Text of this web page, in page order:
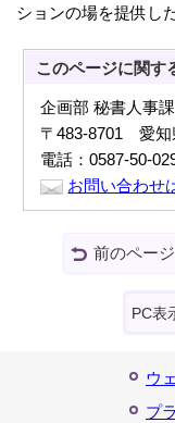
ションの場を提供し
このページに関す
企画部 秘書人事
〒483-8701 愛知
電話：0587-50-
お問い合わせ
前のペー
PC表
ウ
プ